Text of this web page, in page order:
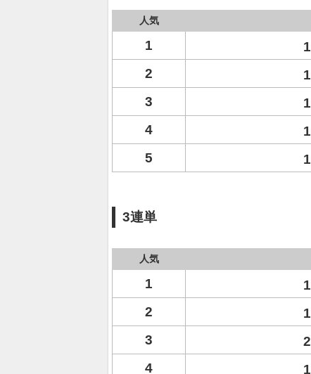
人気
1 1
2
1
3
1
4
1
5
1
3連単
人気
1 1
2
1
3
2
4
1